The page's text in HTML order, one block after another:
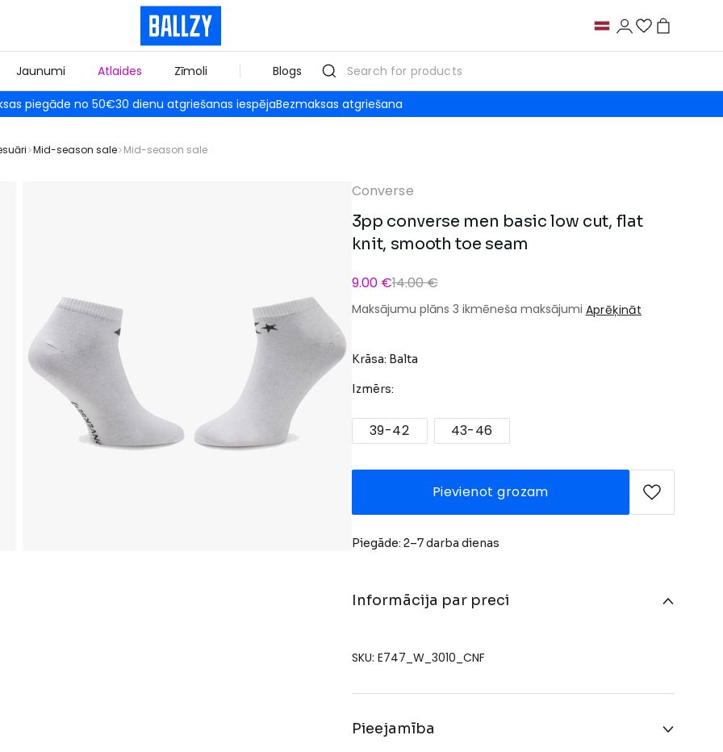
Jaunumi Atlaides Zīmoli Blogs
piegāde no 50€30 dienu atgriešanas iespējaBezmaksas atgriešana
Mid-season sale Mid-season sale
Converse
3pp converse men basic low cut, flat
knit, smooth toe seam
9.00 €14.00 €
Maksājumu plāns 3 ikmēneša maksājumi Aprēķināt
Krāsa: Balta
Izmērs:
39-42 43-46
Pievienot grozam
Piegāde: 2–7 darba dienas
Informācija par preci
SKU: E747_W_3010_CNF
Pieejamība